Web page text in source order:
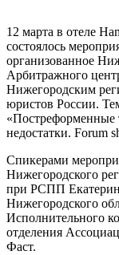
12 марта в отеле
состоялось
организованное
Арбитражного
Нижегородским
юристов России.
«Постреформенные
недостатки. Forum
Спикерами
Нижегородского
при РСПП
Нижегородского
Исполнительного
отделения
Фаст.